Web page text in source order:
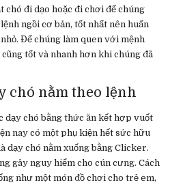
chó đi dạo hoặc đi chơi để chúng
ngồi cơ bản, tốt nhất nên huấn
Để chúng làm quen với mệnh
tốt và nhanh hơn khi chúng đã
chó nằm theo lệnh
chó bằng thức ăn kết hợp vuốt
nay có một phụ kiện hết sức hữu
dạy chó nằm xuống bằng Clicker.
gây nguy hiểm cho cún cưng. Cách
như một món đồ chơi cho trẻ em,